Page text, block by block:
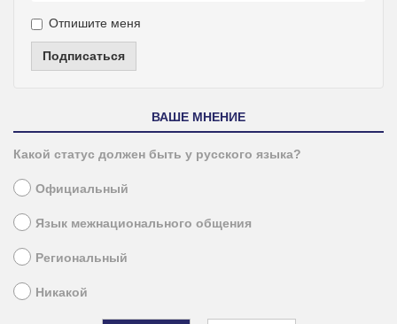
Отпишите меня
Подписаться
ВАШЕ МНЕНИЕ
Какой статус должен быть у русского языка?
Официальный
Язык межнационального общения
Региональный
Никакой